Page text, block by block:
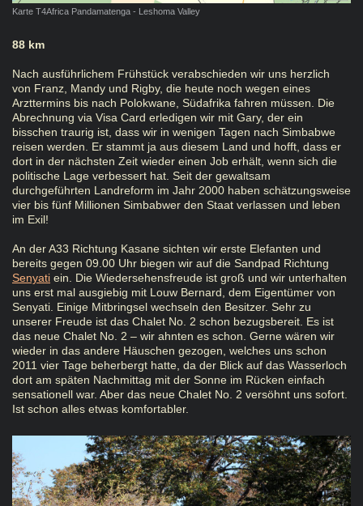
Karte T4Africa Pandamatenga - Leshoma Valley
88 km
Nach ausführlichem Frühstück verabschieden wir uns herzlich
von Franz, Mandy und Rigby, die heute noch wegen eines
Arzttermins bis nach Polokwane, Südafrika fahren müssen. Die
Abrechnung via Visa Card erledigen wir mit Gary, der ein
bisschen traurig ist, dass wir in wenigen Tagen nach Simbabwe
reisen werden. Er stammt ja aus diesem Land und hofft, dass er
dort in der nächsten Zeit wieder einen Job erhält, wenn sich die
politische Lage verbessert hat. Seit der gewaltsam
durchgeführten Landreform im Jahr 2000 haben schätzungsweise
vier bis fünf Millionen Simbabwer den Staat verlassen und leben
im Exil!
An der A33 Richtung Kasane sichten wir erste Elefanten und
bereits gegen 09.00 Uhr biegen wir auf die Sandpad Richtung
Senyati ein. Die Wiedersehensfreude ist groß und wir unterhalten
uns erst mal ausgiebig mit Louw Bernard, dem Eigentümer von
Senyati. Einige Mitbringsel wechseln den Besitzer. Sehr zu
unserer Freude ist das Chalet No. 2 schon bezugsbereit. Es ist
das neue Chalet No. 2 – wir ahnten es schon. Gerne wären wir
wieder in das andere Häuschen gezogen, welches uns schon
2011 vier Tage beherbergt hatte, da der Blick auf das Wasserloch
dort am späten Nachmittag mit der Sonne im Rücken einfach
sensationell war. Aber das neue Chalet No. 2 versöhnt uns sofort.
Ist schon alles etwas komfortabler.